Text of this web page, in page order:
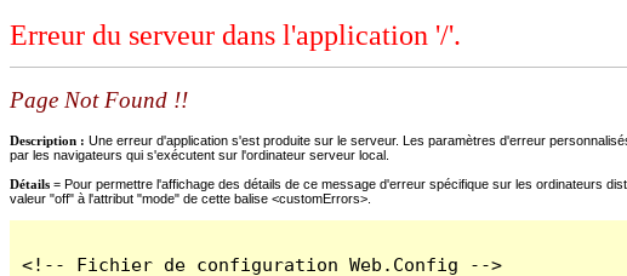
Erreur du serveur dans l'application '/'.
Page Not Found !!
Description : Une erreur d'application s'est produite sur le serveur. Les paramètres d'erreur
par les navigateurs qui s'exécutent sur l'ordinateur serveur local.
Détails = Pour permettre l'affichage des détails de ce message d'erreur spécifique sur les ordinateurs
valeur "off" à l'attribut "mode" de cette balise <customErrors>.
<!-- Fichier de configuration Web.Config -->